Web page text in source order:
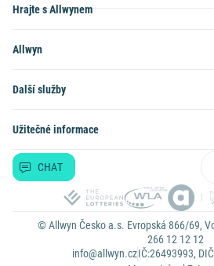
Hrajte s Allwynem
Allwyn
Další služby
Užitečné informace
CHAT
© Allwyn Česko a.s. Evropská 866/69,
266 12 12 12
info@allwyn.czIČ:26493993,